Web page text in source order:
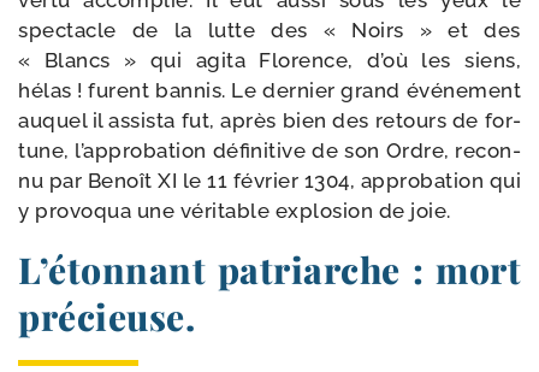
spec­tacle de la lutte des « Noirs » et des
« Blancs » qui agi­ta Florence, d’où les siens,
hélas ! furent ban­nis. Le der­nier grand évé­ne­ment
auquel il assis­ta fut, après bien des retours de for­
tune, l’approbation défi­ni­tive de son Ordre, recon­
nu par Benoît XI le 11 février 1304, appro­ba­tion qui
y pro­vo­qua une véri­table explo­sion de joie.
L’étonnant patriarche : mort
précieuse.